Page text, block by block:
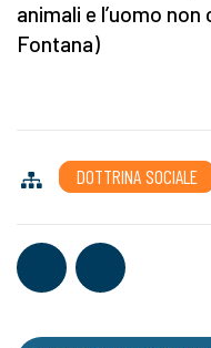
animali e l’uomo
Fontana)
DOTTRINA SOCIALE